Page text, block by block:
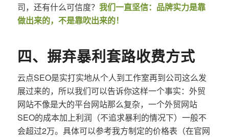
司，还有什么可信度？ 我们一直坚信：品牌实力是靠
做出来的，不是靠吹出来的！
四、摒弃暴利套路收费方式
云点SEO是实打实地从个人到工作室再到公司这么发
展过来的，所以我们可以告诉你这样一个事实：外贸
网站不像是大的平台网站那么复杂，一个外贸网站
SEO的成本加上利润（不追求暴利的情况下）一般不
会超过2万。具体可以参考我方制定的价格表（在官网